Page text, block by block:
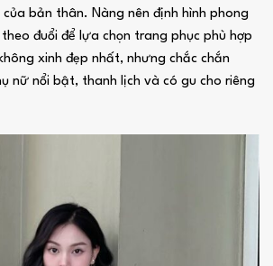
bản thân. Nàng nên định hình phong
theo đuổi để lựa chọn trang phục phù hợp
xinh đẹp nhất, nhưng chắc chắn
nữ nổi bật, thanh lịch và có gu cho riêng